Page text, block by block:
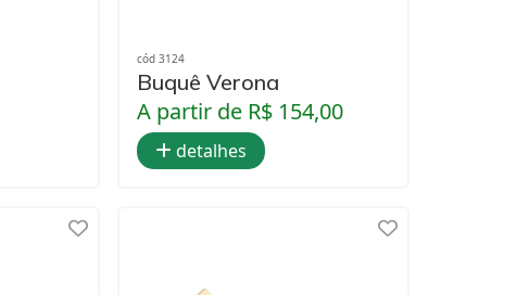
cód 3124
Buquê Verona
A partir de R$ 154,00
detalhes